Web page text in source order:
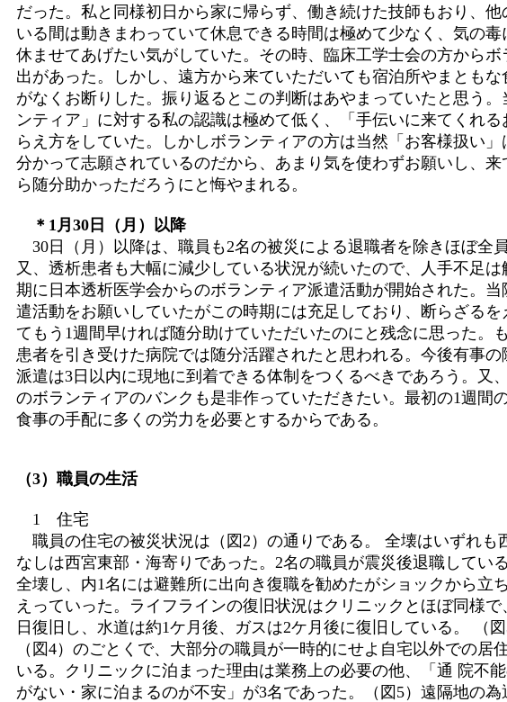
だった。私と同様初日から家に帰らず、働き続けた技師もおり、他
いる間は動きまわっていて休息できる時間は極めて少なく、気の毒
休ませてあげたい気がしていた。その時、臨床工学士会の方からボ
出があった。しかし、遠方から来ていただいても宿泊所やまとも
がなくお断りした。振り返るとこの判断はあやまっていたと思う。
ンティア」に対する私の認識は極めて低く、「手伝いに来てくれる
らえ方をしていた。しかしボランティアの方は当然「お客様扱い」
分かって志願されているのだから、あまり気を使わずお願いし、来
ら随分助かっただろうにと悔やまれる。
＊1月30日（月）以降
30日（月）以降は、職員も2名の被災による退職者を除きほぼ全
又、透析患者も大幅に減少している状況が続いたので、人手不足
期に日本透析医学会からのボランティア派遣活動が開始された。当
遣活動をお願いしていたがこの時期には充足しており、断らざるを
てもう1週間早ければ随分助けていただいたのにと残念に思った。
患者を引き受けた病院では随分活躍されたと思われる。今後有事
派遣は3日以内に現地に到着できる体制をつくるべきであろう。又
のボランティアのバンクも是非作っていただきたい。最初の1週間
食事の手配に多くの労力を必要とするからである。
（3）職員の生活
1 住宅
職員の住宅の被災状況は（図2）の通りである。 全壊はいずれも
なしは西宮東部・海寄りであった。2名の職員が震災後退職してい
全壊し、内1名には避難所に出向き復職を勧めたがショックから立
えっていった。ライフラインの復旧状況はクリニックとほぼ同様で
日復旧し、水道は約1ケ月後、ガスは2ケ月後に復旧している。 （
（図4）のごとくで、大部分の職員が一時的にせよ自宅以外での居
いる。クリニックに泊まった理由は業務上の必要の他、「通 院不
がない・家に泊まるのが不安」が3名であった。（図5）遠隔地の為